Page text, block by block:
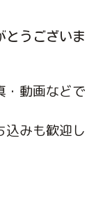
とうございま
・動画などで
込みも歓迎し